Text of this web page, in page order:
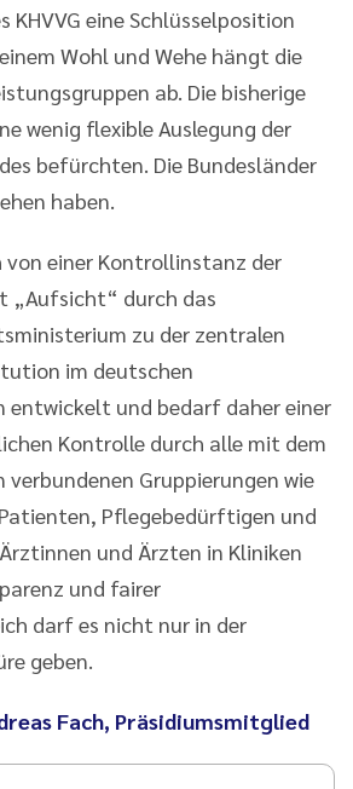
KHVVG eine Schlüsselposition
Wohl und Wehe hängt die
ab. Die bisherige
wenig flexible Auslegung der
befürchten. Die Bundesländer
haben.
von einer Kontrollinstanz der
„Aufsicht“ durch das
zu der zentralen
im deutschen
entwickelt und bedarf daher einer
Kontrolle durch alle mit dem
verbundenen Gruppierungen wie
Pflegebedürftigen und
und Ärzten in Kliniken
und fairer
darf es nicht nur in der
geben.
Fach, Präsidiumsmitglied